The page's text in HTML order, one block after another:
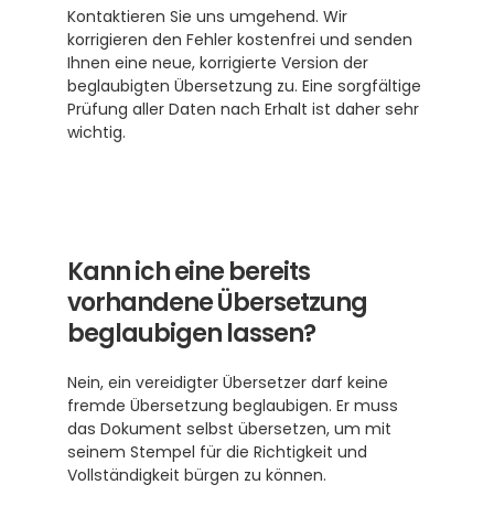
Kontaktieren Sie uns umgehend. Wir
korrigieren den Fehler kostenfrei und senden
Ihnen eine neue, korrigierte Version der
beglaubigten Übersetzung zu. Eine sorgfältige
Prüfung aller Daten nach Erhalt ist daher sehr
wichtig.
Kann ich eine bereits
vorhandene Übersetzung
beglaubigen lassen?
Nein, ein vereidigter Übersetzer darf keine
fremde Übersetzung beglaubigen. Er muss
das Dokument selbst übersetzen, um mit
seinem Stempel für die Richtigkeit und
Vollständigkeit bürgen zu können.